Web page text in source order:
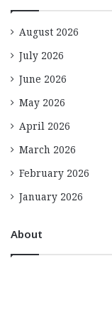
August 2026
July 2026
June 2026
May 2026
April 2026
March 2026
February 2026
January 2026
About